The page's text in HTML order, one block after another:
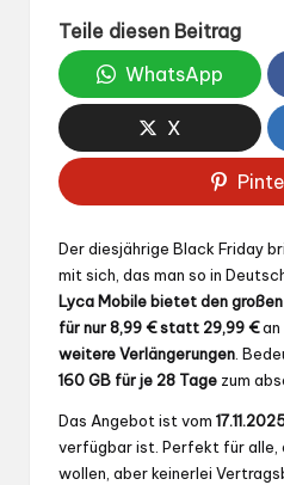
Teile diesen Beitrag
WhatsApp
X
Der diesjährige Black Friday
mit sich, das man so in
Lyca Mobile bietet den
für nur 8,99 € statt 29,99 €an
weitere Verlängerungen .
160 GB für je 28 Tage zum
Das Angebot ist vom
verfügbar ist. Perfekt für alle,
wollen, aber keinerlei